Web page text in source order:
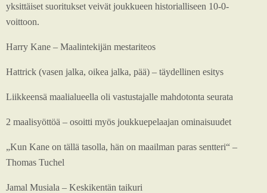
yksittäiset suoritukset veivät joukkueen historialliseen 10-0-
voittoon.
Harry Kane – Maalintekijän mestariteos
Hattrick (vasen jalka, oikea jalka, pää) – täydellinen esitys
Liikkeensä maalialueella oli vastustajalle mahdotonta seurata
2 maalisyöttöä – osoitti myös joukkuepelaajan ominaisuudet
„Kun Kane on tällä tasolla, hän on maailman paras sentteri“ –
Thomas Tuchel
Jamal Musiala – Keskikentän taikuri